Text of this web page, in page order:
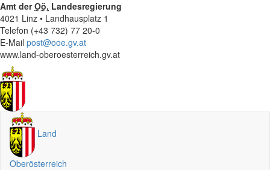
Amt derOö. Landesregierung
4021 Linz • Landhausplatz 1
Telefon (+43 732) 77 20-0
E-Mail post@ooe.gv.at
www.land-oberoesterreich.gv.at
Land
Oberösterreich